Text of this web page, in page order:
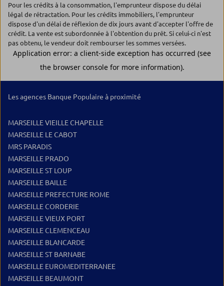
Pour les crédits à la consommation, l'emprunteur dispose du délai
légal de rétractation. Pour les crédits immobiliers, l'emprunteur
dispose d'un délai de réflexion de dix jours avant d'accepter l'offre de
crédit. La vente est subordonnée à l'obtention du prêt. Si celui-ci n'est
pas obtenu, le vendeur doit rembourser les sommes versées.
Les agences Banque Populaire à proximité
MARSEILLE VIEILLE CHAPELLE
MARSEILLE LE CABOT
MRS PARADIS
MARSEILLE PRADO
MARSEILLE ST LOUP
MARSEILLE BAILLE
MARSEILLE PREFECTURE ROME
MARSEILLE CORDERIE
MARSEILLE VIEUX PORT
MARSEILLE CLEMENCEAU
MARSEILLE BLANCARDE
MARSEILLE ST BARNABE
MARSEILLE EUROMEDITERRANEE
MARSEILLE BEAUMONT